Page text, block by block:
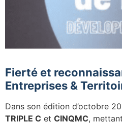
Fierté et
Entreprises &
Dans son édition d’octobre
TRIPLE C et CINQMC,